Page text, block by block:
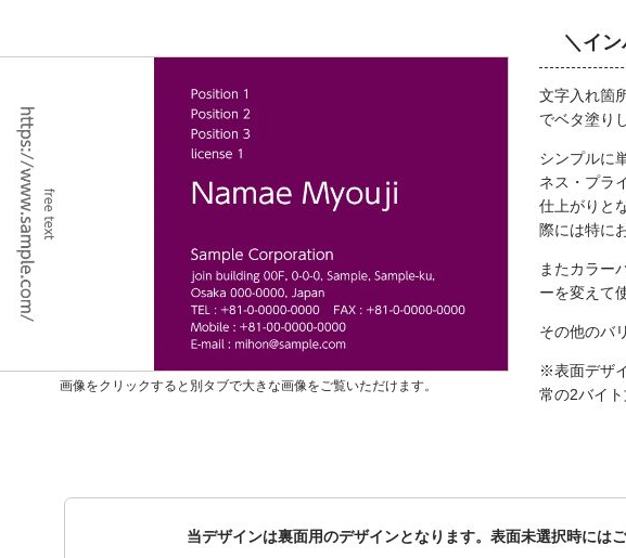
画像をクリックすると別タブで大きな画像をご覧いただけます。
＼イ
文字入れ箇
でベタ塗り
シンプルに
ネス・プラ
仕上がりと
際には特に
またカラー
ーを変えて
その他のバ
※表面デザ
常の2バイト
当デザインは裏面用のデザインとなります。表面未選択時には